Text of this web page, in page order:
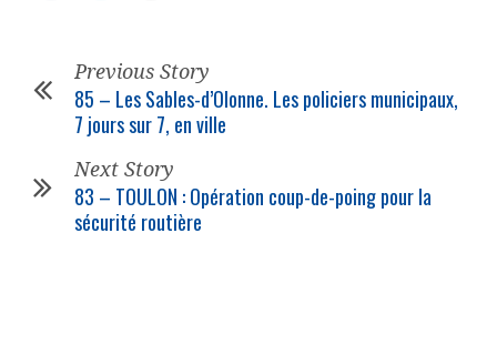
Previous Story
85 – Les Sables-d’Olonne. Les policiers municipaux,
7 jours sur 7, en ville
Next Story
83 – TOULON : Opération coup-de-poing pour la
sécurité routière